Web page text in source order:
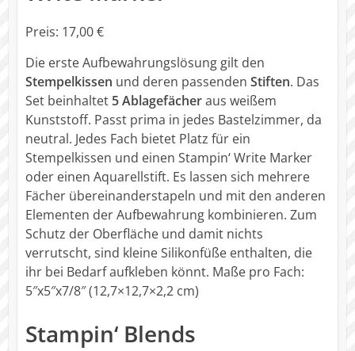
Preis: 17,00 €
Die erste Aufbewahrungslösung gilt den
Stempelkissen und deren passenden Stiften. Das
Set beinhaltet 5 Ablagefächeraus weißem
Kunststoff. Passt prima in jedes Bastelzimmer, da
neutral. Jedes Fach bietet Platz für ein
Stempelkissen und einen Stampin‘ Write Marker
oder einen Aquarellstift. Es lassen sich mehrere
Fächer übereinanderstapeln und mit den anderen
Elementen der Aufbewahrung kombinieren. Zum
Schutz der Oberfläche und damit nichts
verrutscht, sind kleine Silikonfüße enthalten, die
ihr bei Bedarf aufkleben könnt. Maße pro Fach:
5″x5″x7/8″ (12,7×12,7×2,2 cm)
Stampin‘ Blends